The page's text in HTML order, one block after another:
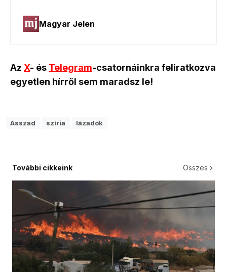
Az X- és Telegram-csatornáinkra feliratkozva
egyetlen hírről sem maradsz le!
Asszad szíria lázadók
További cikkeink Összes